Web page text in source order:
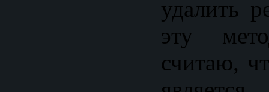
удалить
эту
считаю,